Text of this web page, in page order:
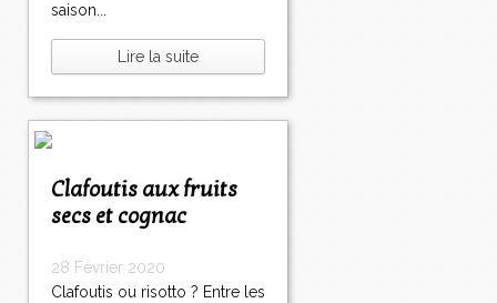
saison...
Lire la suite
Clafoutis aux fruits
secs et cognac
28 Février 2020
Clafoutis ou risotto ? Entre les